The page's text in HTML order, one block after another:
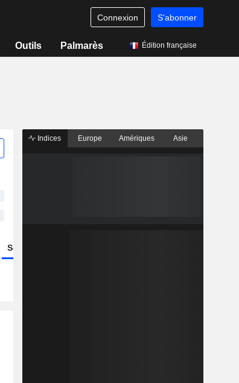
Connexion S'abonner
Outils Palmarès Édition française
Secteur
Indices Europe Amériques Asie